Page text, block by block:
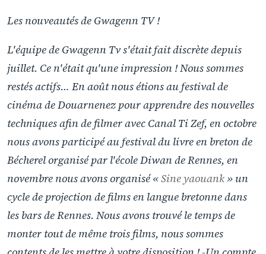
Les nouveautés de Gwagenn TV !
L'équipe de Gwagenn Tv s'était fait discrète depuis
juillet. Ce n'était qu'une impression ! Nous sommes
restés actifs… En août nous étions au festival de
cinéma de Douarnenez pour apprendre des nouvelles
techniques afin de filmer avec Canal Ti Zef, en octobre
nous avons participé au festival du livre en breton de
Bécherel organisé par l'école Diwan de Rennes, en
novembre nous avons organisé «Sine yaouank» un
cycle de projection de films en langue bretonne dans
les bars de Rennes. Nous avons trouvé le temps de
monter tout de même trois films, nous sommes